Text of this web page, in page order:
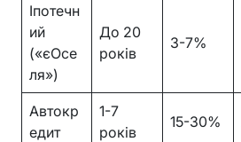
Іпотечн
ий
(«єОсе
ля»)
До 20
років
3-7%
Автокр
едит
1-7
років
15-30%